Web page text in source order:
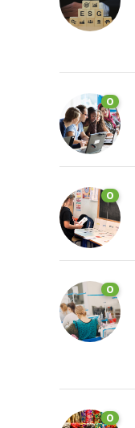
0
0
0
0